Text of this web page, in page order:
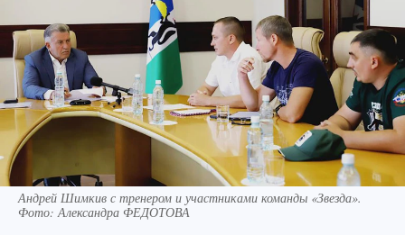
Андрей Шимкив с тренером и участниками команды «Звезда».
Фото: Александра ФЕДОТОВА